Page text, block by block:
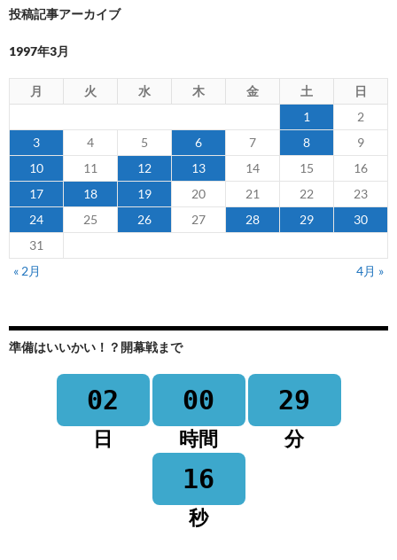
投稿記事アーカイブ
1997年3月
月 火 水 木 金 土
日
1
2
3
4 5 6 7 8
9
10
11 12 13 14 15
16
17
18 19 20 21 22
23
24
25 26 27 28 29
30
31
« 2月
4月 »
準備はいいかい！？開幕戦まで
02
日
00
時間
29
分
15
秒